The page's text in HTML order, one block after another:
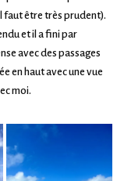
faut être très prudent).
et il a fini par
avec des passages
en haut avec une vue
moi.